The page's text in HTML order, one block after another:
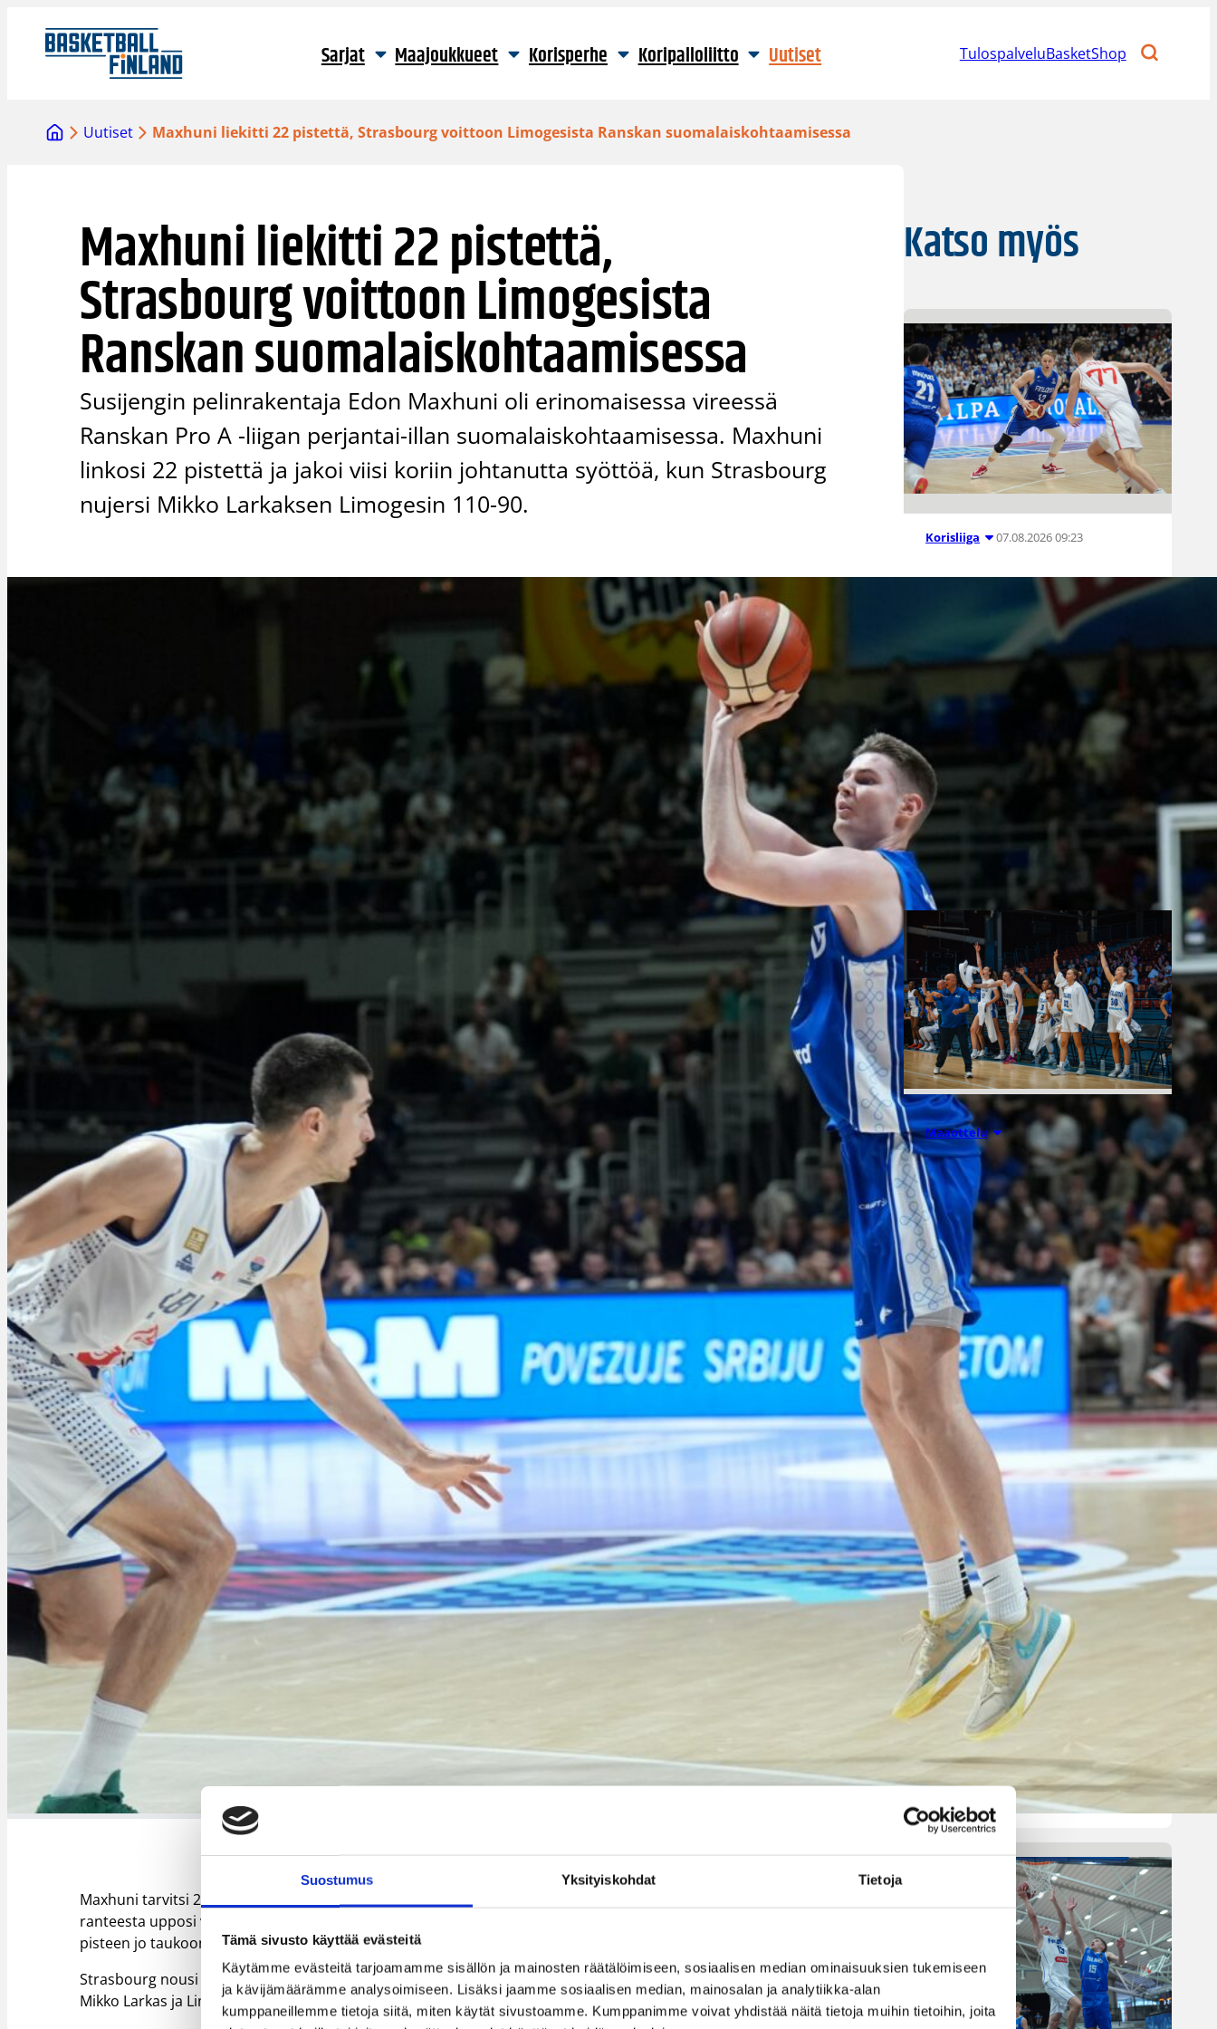
Suostumus Yksityiskohdat Tietoja
Tämä sivusto käyttää evästeitä
Käytämme evästeitä tarjoamamme sisällön ja mainosten räätälöimiseen, sosiaalisen median ominaisuuksien tukemiseen
ja kävijämäärämme analysoimiseen. Lisäksi jaamme sosiaalisen median, mainosalan ja analytiikka-alan
kumppaneillemme tietoja siitä, miten käytät sivustoamme. Kumppanimme voivat yhdistää näitä tietoja muihin tietoihin, joita
sisältöön
Sarjat Maajoukkueet Korisperhe Koripalloliitto Uutiset TulospalveluBasketShop
Uutiset Maxhuni liekitti 22 pistettä, Strasbourg voittoon Limogesista Ranskan suomalaiskohtaamisessa
Maxhuni liekitti 22 pistettä,
Strasbourg voittoon Limogesista
Ranskan suomalaiskohtaamisessa
Susijengin pelinrakentaja Edon Maxhuni oli erinomaisessa vireessä
Ranskan Pro A -liigan perjantai-illan suomalaiskohtaamisessa. Maxhuni
linkosi 22 pistettä ja jakoi viisi koriin johtanutta syöttöä, kun Strasbourg
nujersi Mikko Larkaksen Limogesin 110-90.
Maxhuni tarvitsi 22 pisteensä saavuttamiseksi vain 25 peliminuuttia. Hyvinkääläislähtöisen takamiehen
ranteesta upposi viisi kolmen pisteen heittoa ja viisi vapaaheittoa. Strasbourg venytti johtonsa yli kymmenen
pisteen jo taukoon mennessä eikä katsonut taakseen.
Strasbourg nousi kauden kolmannella voitollaan Pro A:n pudotuspeliviivan yläpuolelle, seitsemännelle sijalle.
Mikko Larkas ja Limoges ovat aivan Strasbourgin vanavedessä kahdeksantena.
Katso myös
Korisliiga 07.08.2026 09:23
Daniel Dolenc
KTP-Basketin
haaviin
Dolenc on rakentanut pitkän
ammattilaisuran Suomen lisäksi
Ranskassa, Itävallassa,
Bosniassa ja viimeksi Islannissa.
Maaottelu 06.08.2026 21:44
Susiladiesin
puolustus
rautaa
Tukholmassa
–
harvinaislaatu
inen voitto
Liettuasta
Susiladies nappasi
harvinaislaatuisen voiton
Liettuasta Tukholmassa
pelatussa maaottelussa.
Susiladies voitti vakuuttavasti
Liettuan 81-70 (48-36) Elina
Aarnisalon 22 pisteen
johdattamana. Suomi pelaa
Tukholmassa vielä toisen
ottelun, kun huomenna vastaan